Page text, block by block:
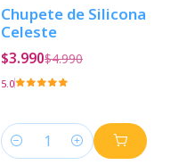
Chupete de Silicona
Celeste
$3.990$4.990
5.0
Cantidad